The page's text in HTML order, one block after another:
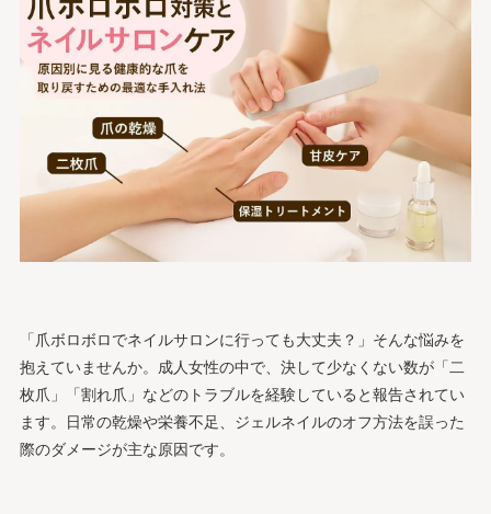
「爪ボロボロでネイルサロンに行っても大丈夫？」そんな悩みを
抱えていませんか。成人女性の中で、決して少なくない数が「二
枚爪」「割れ爪」などのトラブルを経験していると報告されてい
ます。日常の乾燥や栄養不足、ジェルネイルのオフ方法を誤った
際のダメージが主な原因です。